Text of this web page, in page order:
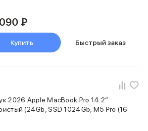
гарантия
доставка
Tecno
₽
Купить Быстрый заказ
2026 Apple MacBook Pro 14.2″
(24Gb, SSD 1024Gb, M5 Pro (16